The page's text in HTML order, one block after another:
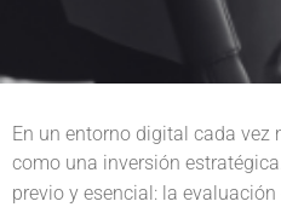
En un entorno digital cada
como una inversión
previo y esencial: la evaluación